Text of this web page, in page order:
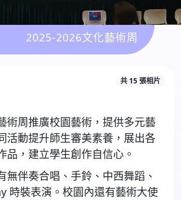
2025-2026文化藝術周
共 15 張相片
術周推廣校園藝術，提供多元藝
活動提升師生審美素養，展出各
品，建立學生創作自信心。
無伴奏合唱、手鈴、中西舞蹈、
時裝表演。校園內還有藝術大使